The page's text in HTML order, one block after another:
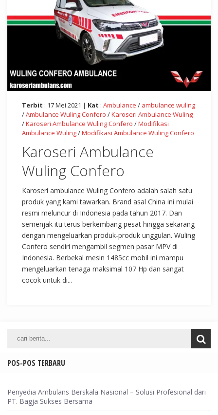
Terbit : 17 Mei 2021 | Kat : Ambulance / ambulance wuling
/Ambulance Wuling Confero /Karoseri Ambulance Wuling
/Karoseri Ambulance Wuling Confero /Modifikasi
Ambulance Wuling/Modifikasi Ambulance Wuling Confero
Karoseri Ambulance
Wuling Confero
Karoseri ambulance Wuling Confero adalah salah satu
produk yang kami tawarkan. Brand asal China ini mulai
resmi meluncur di Indonesia pada tahun 2017. Dan
semenjak itu terus berkembang pesat hingga sekarang
dengan mengeluarkan produk-produk unggulan. Wuling
Confero sendiri mengambil segmen pasar MPV di
Indonesia. Berbekal mesin 1485cc mobil ini mampu
mengeluarkan tenaga maksimal 107 Hp dan sangat
cocok untuk di...
POS-POS TERBARU
Penyedia Ambulans Berskala Nasional – Solusi Profesional dari
PT. Bagja Sukses Bersama